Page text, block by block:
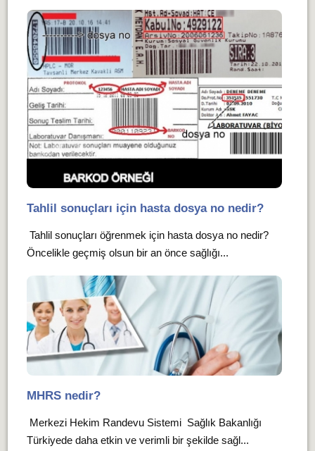
Tahlil sonuçları için hasta dosya no nedir?
Tahlil sonuçları öğrenmek için hasta dosya no nedir?
Öncelikle geçmiş olsun bir an önce sağlığı...
MHRS nedir?
Merkezi Hekim Randevu Sistemi Sağlık Bakanlığı
Türkiyede daha etkin ve verimli bir şekilde sağl...